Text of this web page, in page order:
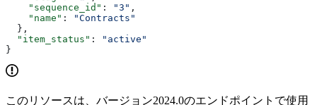
    "sequence_id"
: "3" ,
    "name"
:
"Contracts"
  },
  "item_status"
:
"active"
}
このリソースは、バージョン2024.0のエンドポイントで使用